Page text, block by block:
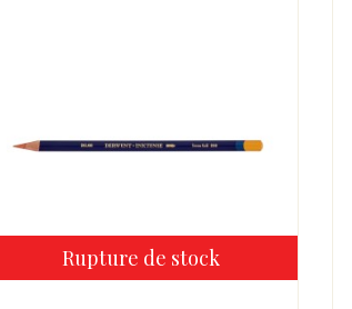
Rupture de stock